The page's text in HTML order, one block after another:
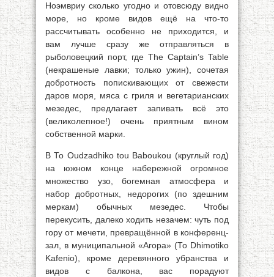
Ноэмвриу сколько угодно и отовсюду видно
море, но кроме видов ещё на что-то
рассчитывать особенно не приходится, и
вам лучше сразу же отправляться в
рыболовецкий порт, где The Captain’s Table
(некрашеные лавки; только ужин), сочетая
добротность попискивающих от свежести
даров моря, мяса с гриля и вегетарианских
мезедес, предлагает запивать всё это
(великолепное!) очень приятным вином
собственной марки.
В То Oudzadhiko tou Baboukou (круглый год)
на южном конце набережной огромное
множество узо, богемная атмосфера и
набор добротных, недорогих (по здешним
меркам) обычных мезедес. Чтобы
перекусить, далеко ходить незачем: чуть под
гору от мечети, превращённой в конференц-
зал, в муниципальной «Агора» (То Dhimotiko
Kafenio), кроме деревянного убранства и
видов с балкона, вас порадуют